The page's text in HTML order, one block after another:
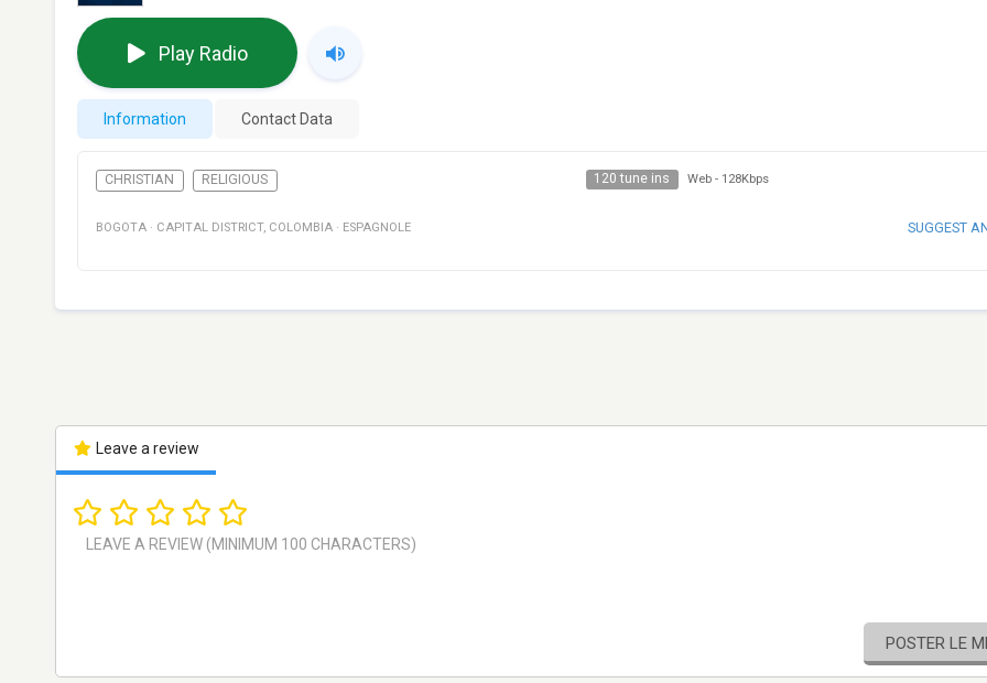
Play Radio
Information Contact Data
CHRISTIAN RELIGIOUS 120 tune ins Web - 128Kbps
BOGOTA · CAPITAL DISTRICT, COLOMBIA · ESPAGNOLE SUGGEST
Leave a review
POSTER LE